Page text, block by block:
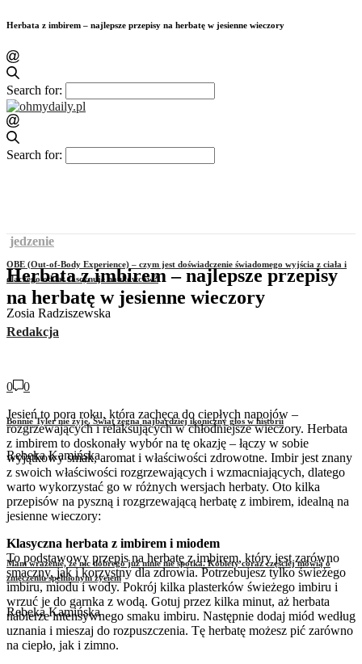
Herbata z imbirem – najlepsze przepisy na herbatę w jesienne wieczory
Search for:
Search for:
OBE (Out-of-Body Experience) – czym jest doświadczenie świadomego wyjścia z ciała i
dlaczego od lat fascynuje naukowców?
Zosia Radziszewska
Bonnie Tyler nie żyje. Świat żegna najbardziej ikoniczny głos w historii
Rebeka Kamińska
Mam wrażenie, że nic dobrego już mnie nie spotka. Kobiety coraz częściej mówią o
zmęczeniu spełnionym życiem
Rebeka Kamińska
jedzenie
Herbata z imbirem – najlepsze przepisy
na herbatę w jesienne wieczory
Redakcja
0
0
Jesień to pora roku, która zachęca do ciepłych napojów –
rozgrzewających i relaksujących w chłodniejsze wieczory. Herbata
z imbirem to doskonały wybór na tę okazję – łączy w sobie
wyjątkowy smak, aromat i właściwości zdrowotne. Imbir jest znany
z swoich właściwości rozgrzewających i wzmacniających, dlatego
warto wykorzystać go w różnych wersjach herbaty. Oto kilka
przepisów na pyszną i rozgrzewającą herbatę z imbirem, idealną na
jesienne wieczory:
Klasyczna herbata z imbirem i miodem
To podstawowy przepis na herbatę z imbirem, który jest zarówno
smaczny, jak i korzystny dla zdrowia. Potrzebujesz tylko świeżego
imbiru, miodu i wody. Pokrój kilka plasterków świeżego imbiru i
wrzuć je do garnka z wodą. Gotuj przez kilka minut, aż herbata
nabierze intensywnego smaku imbiru. Następnie dodaj miód według
uznania i mieszaj do rozpuszczenia. Tę herbatę możesz pić zarówno
na ciepło, jak i zimno.